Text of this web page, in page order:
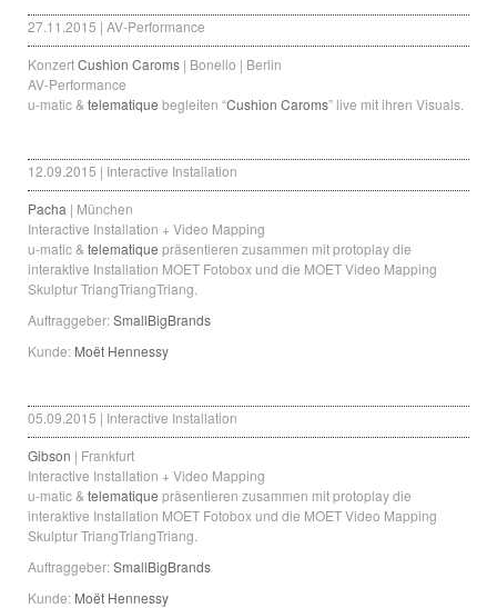
27.11.2015 | AV-Performance
KonzertCushion Caroms | Bonello | Berlin
AV-Performance
u-matic & telematique begleiten “Cushion Caroms” live mit ihren Visuals.
12.09.2015 | Interactive Installation
Pacha | München
Interactive Installation + Video Mapping
u-matic & telematique präsentieren zusammen mit protoplay die
interaktive Installation MOET Fotobox und die MOET Video Mapping
Skulptur TriangTriangTriang.
Auftraggeber:SmallBigBrands
Kunde: Moët Hennessy
05.09.2015 | Interactive Installation
Gibson | Frankfurt
Interactive Installation + Video Mapping
u-matic & telematique präsentieren zusammen mit protoplay die
interaktive Installation MOET Fotobox und die MOET Video Mapping
Skulptur TriangTriangTriang.
Auftraggeber:SmallBigBrands
Kunde: Moët Hennessy